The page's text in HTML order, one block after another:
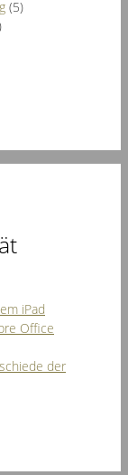
(5)
iPad
Office
der